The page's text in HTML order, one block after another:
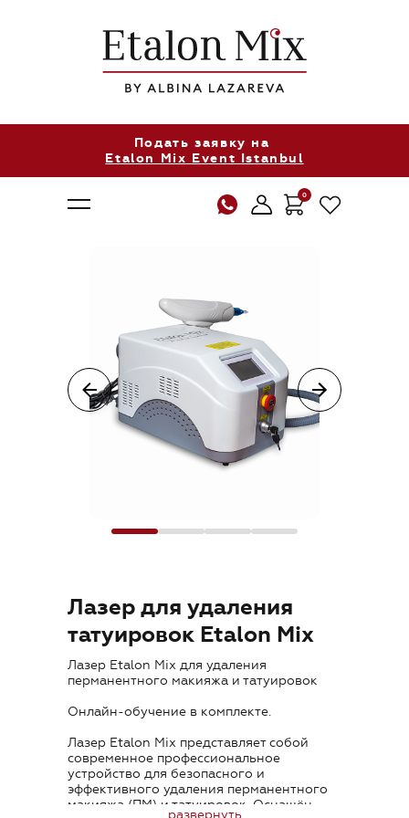
Подать заявку на
Etalon Mix Event Istanbul
0
О нас
Продукция
Где купить
Обучение
Контакты
RU
+7 (800) 707-50-92
Лазер для удаления
татуировок Etalon Mix
Лазер Etalon Mix для удаления
перманентного макияжа и татуировок
Онлайн-обучение в комплекте.
Лазер Etalon Mix представляет собой
современное профессиональное
устройство для безопасного и
эффективного удаления перманентного
макияжа (ПМ) и татуировок. Оснащён
развернуть